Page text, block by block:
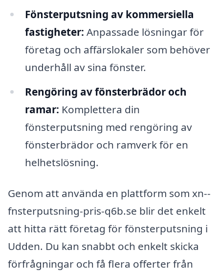
Fönsterputsning av kommersiella
fastigheter: Anpassade lösningar för
företag och affärslokaler som behöver
underhåll av sina fönster.
Rengöring av fönsterbrädor och
ramar: Komplettera din
fönsterputsning med rengöring av
fönsterbrädor och ramverk för en
helhetslösning.
Genom att använda en plattform som xn--
fnsterputsning-pris-q6b.se blir det enkelt
att hitta rätt företag för fönsterputsning i
Udden. Du kan snabbt och enkelt skicka
förfrågningar och få flera offerter från